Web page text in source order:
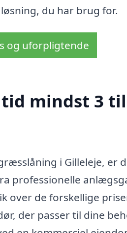
du har brug for.
og uforpligtende
mindst 3
i Gilleleje, er
professionelle
over de forskellige
der passer til dine